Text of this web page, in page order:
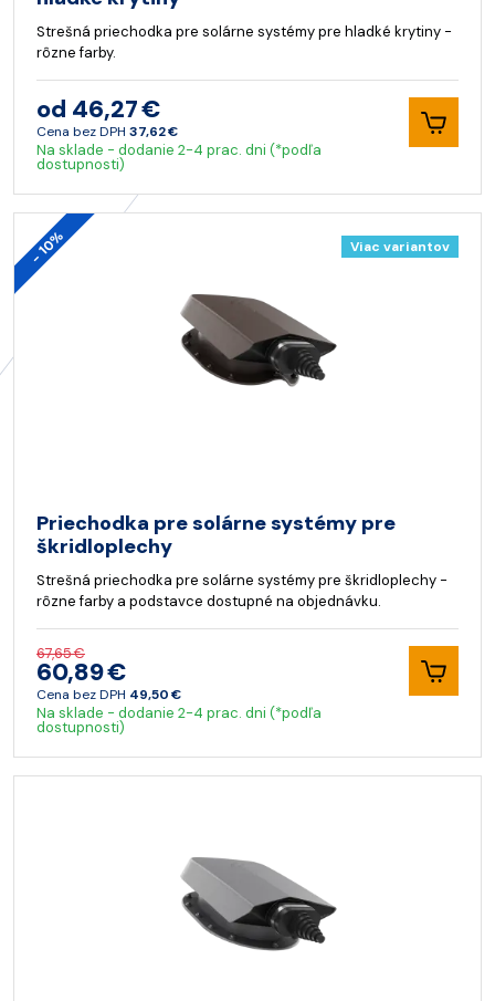
Strešná priechodka pre solárne systémy pre hladké krytiny -
rôzne farby.
od 46,27 €
Cena bez DPH 37,62 €
Na sklade - dodanie 2-4 prac. dni (*podľa
dostupnosti)
- 10% Viac variantov
Priechodka pre solárne systémy pre
škridloplechy
Strešná priechodka pre solárne systémy pre škridloplechy -
rôzne farby a podstavce dostupné na objednávku.
67,65 €
60,89 €
Cena bez DPH 49,50 €
Na sklade - dodanie 2-4 prac. dni (*podľa
dostupnosti)